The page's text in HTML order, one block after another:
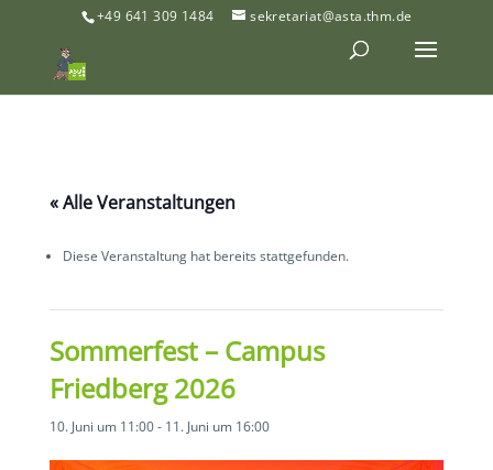
+49 641 309 1484 sekretariat@asta.thm.de
« Alle Veranstaltungen
Diese Veranstaltung hat bereits stattgefunden.
Sommerfest – Campus
Friedberg 2026
10. Juni um 11:00- 11. Juni um 16:00